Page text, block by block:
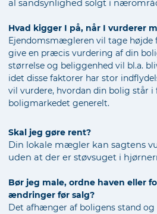
al sandsynlighed solgt i
Hvad kigger I på, når I vurderer
Ejendomsmægleren vil tage
give en præcis vurdering af din
størrelse og beliggenhed vil bl.a.
idet disse faktorer har stor
vil vurdere, hvordan din bolig står i
boligmarkedet generelt.
Skal jeg gøre rent?
Din lokale mægler kan sagtens
uden at der er støvsuget i
Bør jeg male, ordne haven eller
ændringer før salg?
Det afhænger af boligens stand